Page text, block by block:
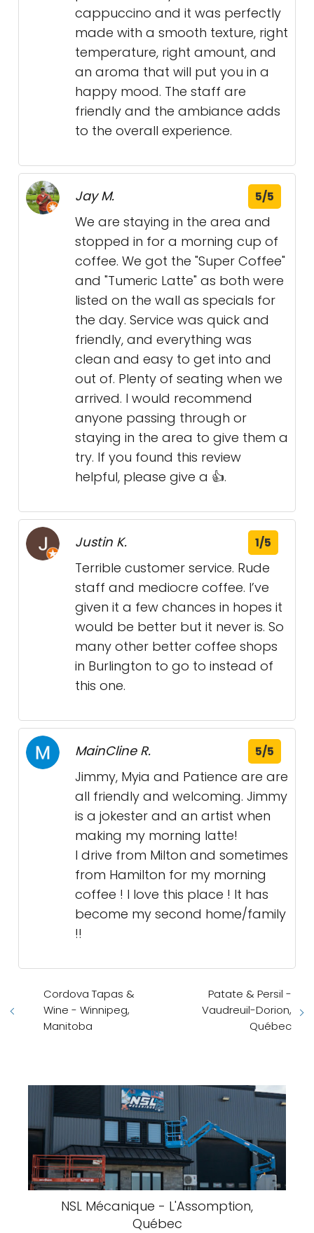
cappuccino and it was perfectly
made with a smooth texture, right
temperature, right amount, and
an aroma that will put you in a
happy mood. The staff are
friendly and the ambiance adds
to the overall experience.
Jay M. 5/5
We are staying in the area and
stopped in for a morning cup of
coffee. We got the "Super Coffee"
and "Tumeric Latte" as both were
listed on the wall as specials for
the day. Service was quick and
friendly, and everything was
clean and easy to get into and
out of. Plenty of seating when we
arrived. I would recommend
anyone passing through or
staying in the area to give them a
try. If you found this review
helpful, please give a 👍.
Justin K. 1/5
Terrible customer service. Rude
staff and mediocre coffee. I’ve
given it a few chances in hopes it
would be better but it never is. So
many other better coffee shops
in Burlington to go to instead of
this one.
MainCline R. 5/5
Jimmy, Myia and Patience are are
all friendly and welcoming. Jimmy
is a jokester and an artist when
making my morning latte!
I drive from Milton and sometimes
from Hamilton for my morning
coffee ! I love this place ! It has
become my second home/family
!!
Cordova Tapas &
Wine - Winnipeg,
Manitoba
Patate & Persil -
Vaudreuil-Dorion,
Québec
NSL Mécanique - L'Assomption,
Québec